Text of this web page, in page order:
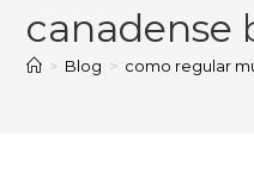
canadense
> Blog > como regular